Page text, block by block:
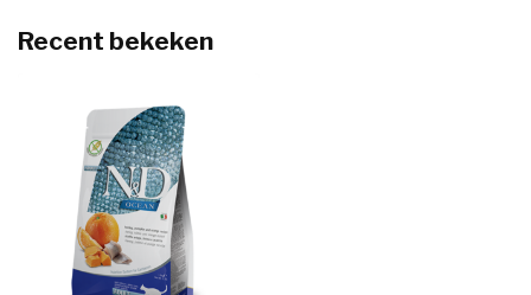
Recent bekeken